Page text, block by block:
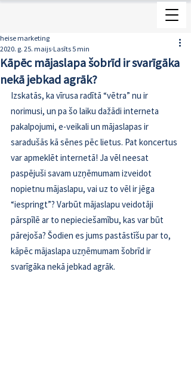
Kāpēc mājaslapa šobrīd ir svarīgāka
nekā jebkad agrāk?
heise marketing
2020. g. 25. maijs Lasīts 5 min
Izskatās, ka vīrusa radītā “vētra” nu ir
norimusi, un pa šo laiku dažādi interneta
pakalpojumi, e-veikali un mājaslapas ir
saradušās kā sēnes pēc lietus. Pat koncertus
var apmeklēt internetā! Ja vēl neesat
paspējuši savam uzņēmumam izveidot
nopietnu mājaslapu, vai uz to vēl ir jēga
“iespringt”? Varbūt mājaslapu veidotāji
pārspīlē ar to nepieciešamību, kas var būt
pārejoša? Šodien es jums pastāstīšu par to,
kāpēc mājaslapa uzņēmumam šobrīd ir
svarīgāka nekā jebkad agrāk.